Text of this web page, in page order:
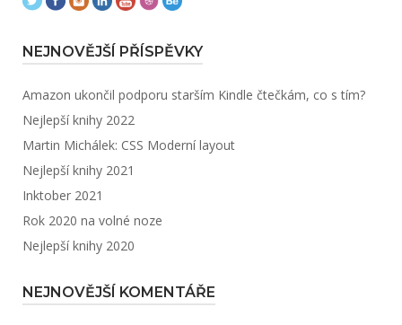
NEJNOVĚJŠÍ PŘÍSPĚVKY
Amazon ukončil podporu starším Kindle čtečkám, co s tím?
Nejlepší knihy 2022
Martin Michálek: CSS Moderní layout
Nejlepší knihy 2021
Inktober 2021
Rok 2020 na volné noze
Nejlepší knihy 2020
NEJNOVĚJŠÍ KOMENTÁŘE